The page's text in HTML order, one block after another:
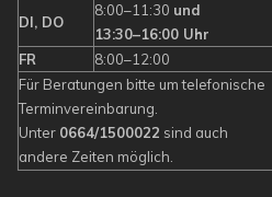
DI, DO
8:00–11:30 und
13:30–16:00 Uhr
FR
8:00–12:00
Für Beratungen bitte um telefonische
Terminvereinbarung.
Unter 0664/1500022 sind auch
andere Zeiten möglich.